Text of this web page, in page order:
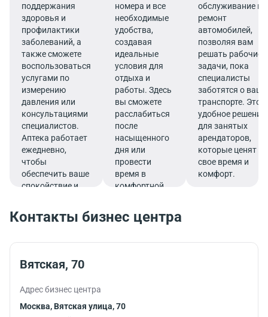
поддержания
здоровья и
профилактики
заболеваний, а
также сможете
воспользоваться
услугами по
измерению
давления или
консультациями
специалистов.
Аптека работает
ежедневно,
чтобы
обеспечить ваше
спокойствие и
жизни.
номера и все
необходимые
удобства,
создавая
идеальные
условия для
отдыха и
работы. Здесь
вы сможете
расслабиться
после
насыщенного
дня или
провести
время в
комфортной
поездки.
обслуживание и
ремонт
автомобилей,
позволяя вам
решать рабочие
задачи, пока
специалисты
заботятся о
транспорте. Это
удобное решение
для занятых
арендаторов,
которые ценят
свое время и
комфорт.
Контакты бизнес центра
Вятская, 70
Адрес бизнес центра
Москва, Вятская улица, 70